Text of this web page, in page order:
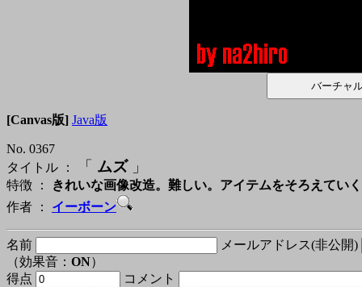
[Canvas版] Java版
No. 0367
タイトル ：
「 ムズ」
特徴 ：
きれいな画像改造。難しい。アイテムをそろえてい
作者 ： イーボーン
名前
メールアドレス(非公開)
（効果音： ON）
得点
コメント